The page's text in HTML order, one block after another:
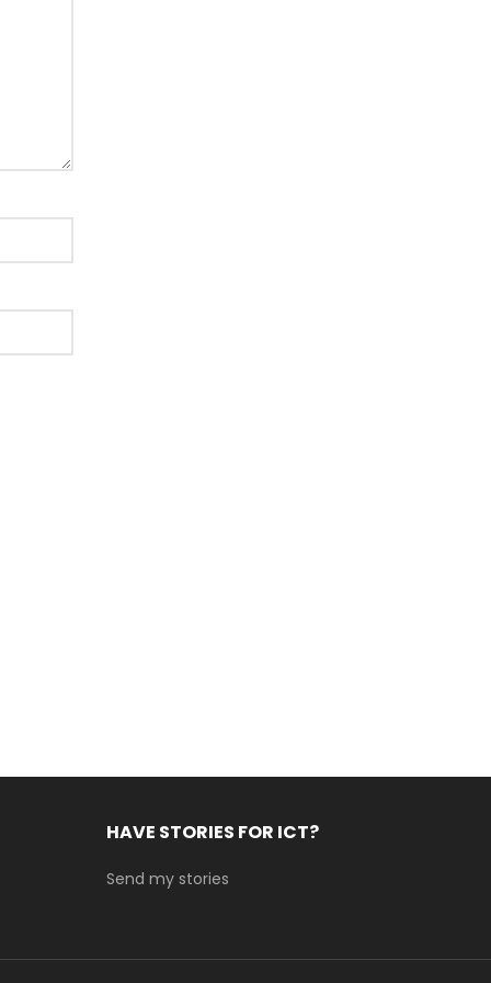
HAVE STORIES FOR ICT?
Send my stories